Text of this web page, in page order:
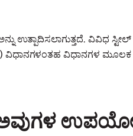
ಉತ್ಪಾದಿಸಲಾಗುತ್ತದೆ. ವಿವಿಧ ಸ್ಟೀಲ್
ವಿಧಾನಗಳಂತಹ ವಿಧಾನಗಳ
ಅವುಗಳ